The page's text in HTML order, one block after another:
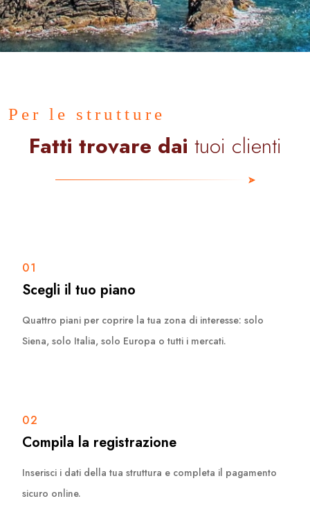
Per le strutture
Fatti trovare dai tuoi clienti
01
Scegli il tuo piano
Quattro piani per coprire la tua zona di interesse: solo
Siena, solo Italia, solo Europa o tutti i mercati.
02
Compila la registrazione
Inserisci i dati della tua struttura e completa il pagamento
sicuro online.